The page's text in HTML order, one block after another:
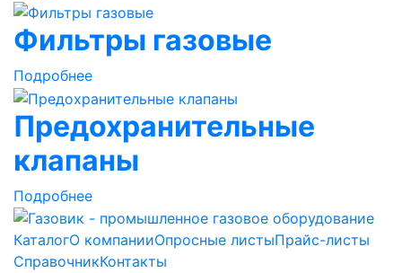
Фильтры газовые
Подробнее
Предохранительные
клапаны
Подробнее
КаталогО компанииОпросные листыПрайс-листы
СправочникКонтакты